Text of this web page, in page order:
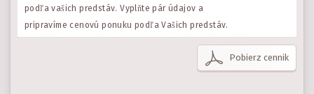
podľa vašich predstáv. Vyplňte pár údajov a
pripravíme cenovú ponuku podľa Vašich predstáv.
Pobierz cennik